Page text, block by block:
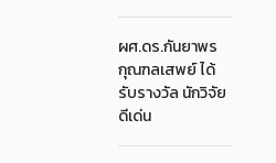
ผศ.ดร.กันยาพร
กุณฑลเสพย์ ได้
รับรางวัล นักวิจัย
ดีเด่น